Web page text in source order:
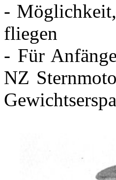
-
fliegen
- Für
NZ